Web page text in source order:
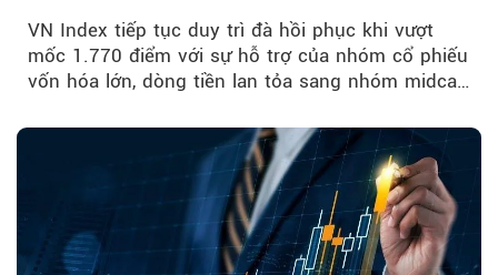
VN Index tiếp tục duy trì đà hồi phục khi vượt
mốc 1.770 điểm với sự hỗ trợ của nhóm cổ phiếu
vốn hóa lớn, dòng tiền lan tỏa sang nhóm midcap